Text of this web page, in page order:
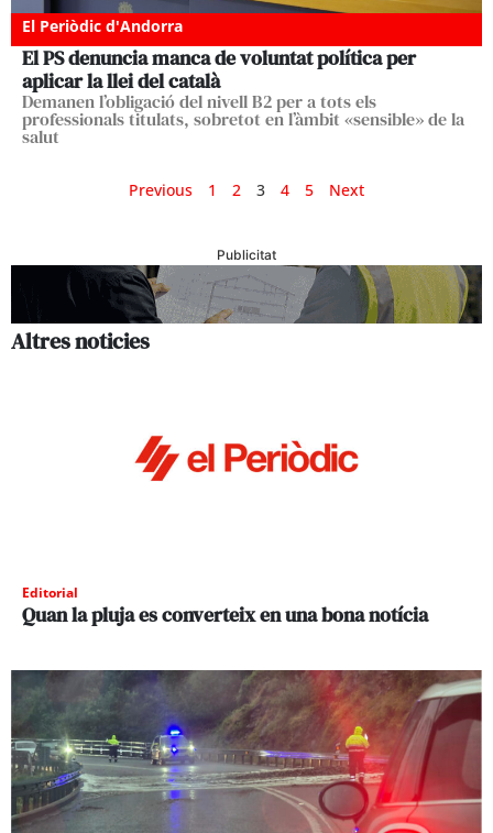
El Periòdic d'Andorra
El PS denuncia manca de voluntat política per
aplicar la llei del català
Demanen l’obligació del nivell B2 per a tots els
professionals titulats, sobretot en l’àmbit «sensible» de la
salut
Previous 1 2 3 4 5 Next
Publicitat
Altres noticies
Editorial
Quan la pluja es converteix en una bona notícia